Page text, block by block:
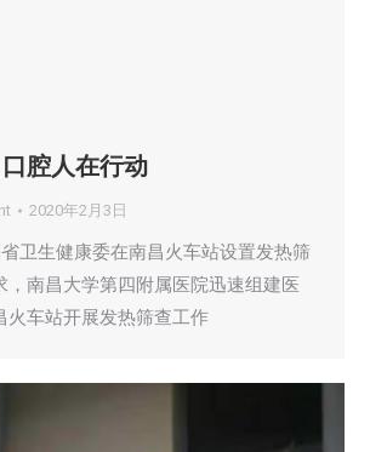
腔人在行动
2020年2月3日
卫生健康委在南昌火车站设置发热筛
，南昌大学第四附属医院迅速组建医
火车站开展发热筛查工作